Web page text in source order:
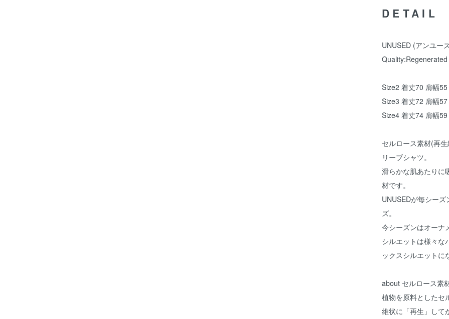
DETAIL
UNUSED (アンユー
Size2 着丈70 肩幅
Size3 着丈72 肩幅
Size4 着丈74 肩幅
セルロース素材(再
リーブシャツ。
滑らかな肌あたりに
材です。
UNUSEDが毎シー
ズ。
今シーズンはオーナ
シルエットは様々な
ックスシルエットに
about セルロース素
植物を原料としたセ
維状に「再生」して